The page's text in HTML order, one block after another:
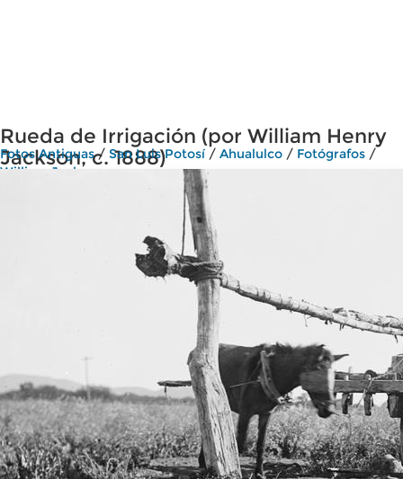
Rueda de Irrigación (por William Henry
Jackson, c. 1888)
Fotos Antiguas/ San Luis Potosí / Ahualulco / Fotógrafos /
William Jackson